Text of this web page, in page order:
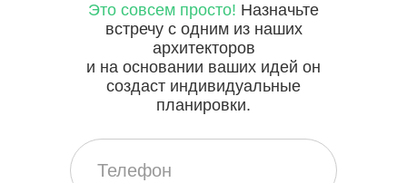
Это совсем просто! Назначьте
встречу с одним из наших
архитекторов
и на основании ваших идей он
создаст индивидуальные
планировки.